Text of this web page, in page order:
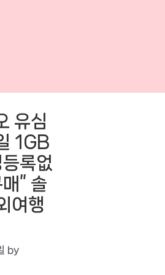
유심
1GB
록없
” 솔
여행
by